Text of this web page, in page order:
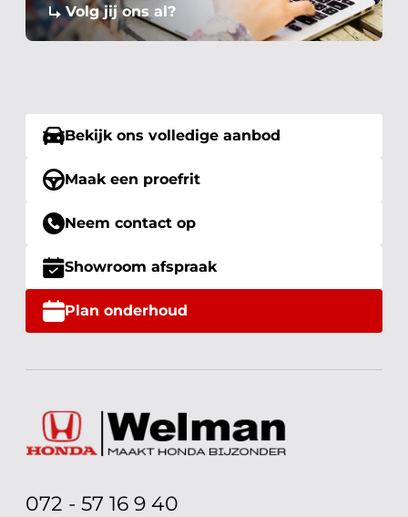
Volg jij ons al?
Bekijk ons volledige aanbod
Maak een proefrit
Neem contact op
Showroom afspraak
Plan onderhoud
072 - 57 16 9 40